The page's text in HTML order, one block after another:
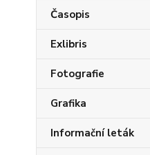
Časopis
Exlibris
Fotografie
Grafika
Informační leták